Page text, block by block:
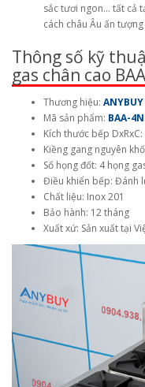
sắc tươi ngon… tất cả
cách châu Âu ấn
Thông số kỹ
gas chân cao
Thương hiệu: ANYBUY
Mã sản phẩm: BAA-
Kích thước bếp DxRxC:
Kiềng gang nguyên
Số họng đốt: 4 họng
Điều khiển bếp: Đánh
Chất liệu: Inox 201
Bảo hành: 12 tháng
Xuất xứ: Sản xuất tại